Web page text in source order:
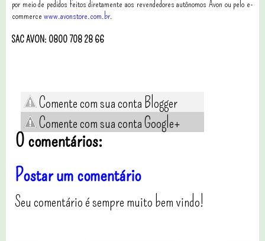
por meio de pedidos feitos diretamente aos revendedores autônomos Avon ou pelo e-
commerce www.avonstore.com.br.
SAC AVON: 0800 708 28 66
Comente com sua conta Blogger
Comente com sua conta Google+
0 comentários:
Postar um comentário
Seu comentário é sempre muito bem vindo!